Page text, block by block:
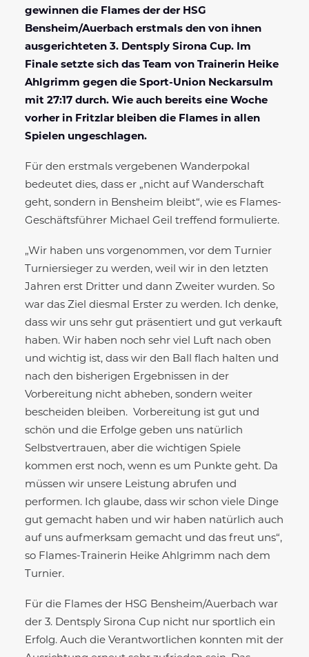
gewinnen die Flames der der HSG
Bensheim/Auerbach erstmals den von ihnen
ausgerichteten 3. Dentsply Sirona Cup. Im
Finale setzte sich das Team von Trainerin Heike
Ahlgrimm gegen die Sport-Union Neckarsulm
mit 27:17 durch. Wie auch bereits eine Woche
vorher in Fritzlar bleiben die Flames in allen
Spielen ungeschlagen.
Für den erstmals vergebenen Wanderpokal
bedeutet dies, dass er „nicht auf Wanderschaft
geht, sondern in Bensheim bleibt“, wie es Flames-
Geschäftsführer Michael Geil treffend formulierte.
„Wir haben uns vorgenommen, vor dem Turnier
Turniersieger zu werden, weil wir in den letzten
Jahren erst Dritter und dann Zweiter wurden. So
war das Ziel diesmal Erster zu werden. Ich denke,
dass wir uns sehr gut präsentiert und gut verkauft
haben. Wir haben noch sehr viel Luft nach oben
und wichtig ist, dass wir den Ball flach halten und
nach den bisherigen Ergebnissen in der
Vorbereitung nicht abheben, sondern weiter
bescheiden bleiben. Vorbereitung ist gut und
schön und die Erfolge geben uns natürlich
Selbstvertrauen, aber die wichtigen Spiele
kommen erst noch, wenn es um Punkte geht. Da
müssen wir unsere Leistung abrufen und
performen. Ich glaube, dass wir schon viele Dinge
gut gemacht haben und wir haben natürlich auch
auf uns aufmerksam gemacht und das freut uns“,
so Flames-Trainerin Heike Ahlgrimm nach dem
Turnier.
Für die Flames der HSG Bensheim/Auerbach war
der 3. Dentsply Sirona Cup nicht nur sportlich ein
Erfolg. Auch die Verantwortlichen konnten mit der